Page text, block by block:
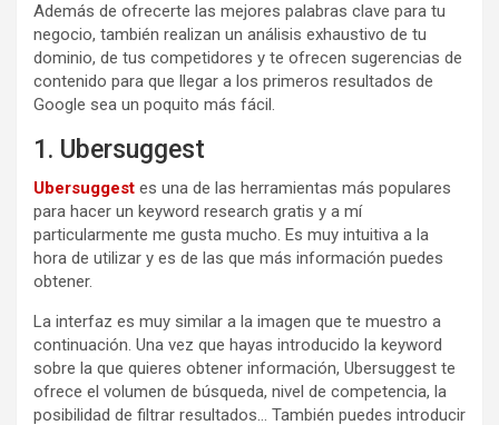
Además de ofrecerte las mejores palabras clave para tu
negocio, también realizan un análisis exhaustivo de tu
dominio, de tus competidores y te ofrecen sugerencias de
contenido para que llegar a los primeros resultados de
Google sea un poquito más fácil.
1. Ubersuggest
Ubersuggest es una de las herramientas más populares
para hacer un keyword research gratis y a mí
particularmente me gusta mucho. Es muy intuitiva a la
hora de utilizar y es de las que más información puedes
obtener.
La interfaz es muy similar a la imagen que te muestro a
continuación. Una vez que hayas introducido la keyword
sobre la que quieres obtener información, Ubersuggest te
ofrece el volumen de búsqueda, nivel de competencia, la
posibilidad de filtrar resultados… También puedes introducir